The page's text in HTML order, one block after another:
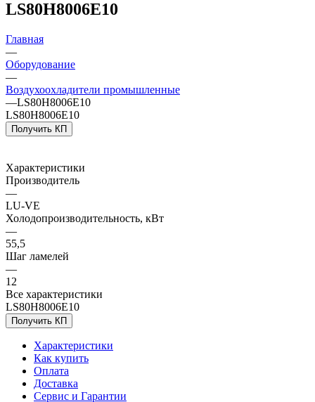
LS80H8006E10
Главная
—
Оборудование
—
Воздухоохладители промышленные
—LS80H8006E10
LS80H8006E10
Получить КП
Характеристики
Производитель
—
LU-VE
Холодопроизводительность, кВт
—
55,5
Шаг ламелей
—
12
Все характеристики
LS80H8006E10
Получить КП
Характеристики
Как купить
Оплата
Доставка
Сервис и Гарантии